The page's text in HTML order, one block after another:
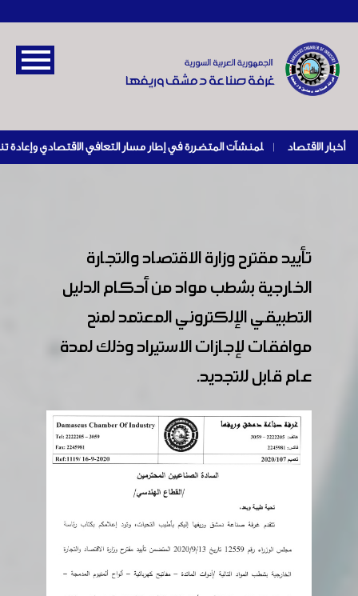
أخبار الاقتصاد |
تأييد مقترح وزارة الاقتصاد والتجارة
الخارجية بشطب مواد من أحكام الدليل
التطبيقي الإلكتروني المعتمد لمنح
موافقات لإجازات الاستيراد وذلك لمدة
عام قابل للتجديد.